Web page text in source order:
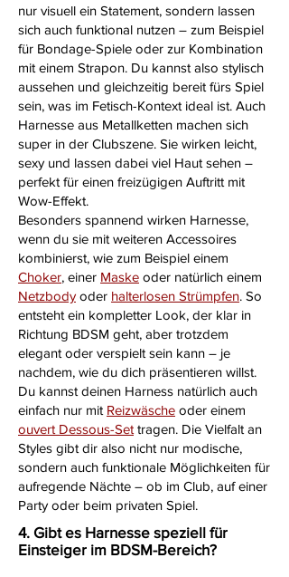
nur visuell ein Statement, sondern lassen
sich auch funktional nutzen – zum Beispiel
für Bondage-Spiele oder zur Kombination
mit einem Strapon. Du kannst also stylisch
aussehen und gleichzeitig bereit fürs Spiel
sein, was im Fetisch-Kontext ideal ist. Auch
Harnesse aus Metallketten machen sich
super in der Clubszene. Sie wirken leicht,
sexy und lassen dabei viel Haut sehen –
perfekt für einen freizügigen Auftritt mit
Wow-Effekt.
Besonders spannend wirken Harnesse,
wenn du sie mit weiteren Accessoires
kombinierst, wie zum Beispiel einem
Choker, einer Maske oder natürlich einem
Netzbody oder halterlosen Strümpfen. So
entsteht ein kompletter Look, der klar in
Richtung BDSM geht, aber trotzdem
elegant oder verspielt sein kann – je
nachdem, wie du dich präsentieren willst.
Du kannst deinen Harness natürlich auch
einfach nur mit Reizwäsche oder einem
ouvert Dessous-Set tragen. Die Vielfalt an
Styles gibt dir also nicht nur modische,
sondern auch funktionale Möglichkeiten für
aufregende Nächte – ob im Club, auf einer
Party oder beim privaten Spiel.
4. Gibt es Harnesse speziell für
Einsteiger im BDSM-Bereich?